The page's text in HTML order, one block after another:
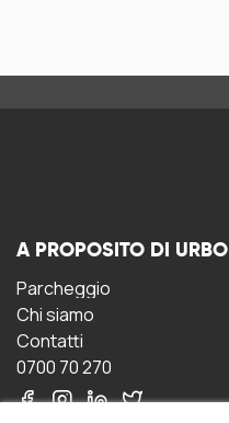
A PROPOSITO DI URBO
Parcheggio
Chi siamo
Contatti
0700 70 270